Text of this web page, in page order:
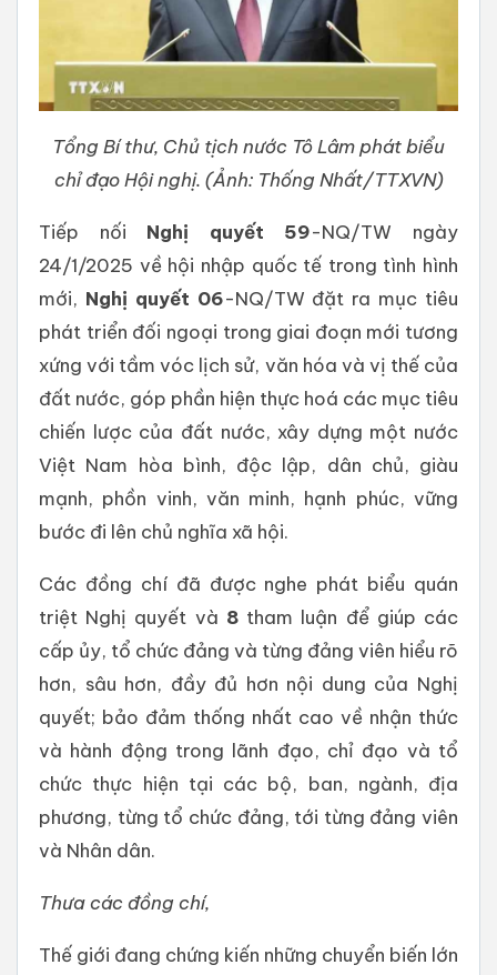
Tổng Bí thư, Chủ tịch nước Tô Lâm phát biểu
chỉ đạo Hội nghị. (Ảnh: Thống Nhất/TTXVN)
Tiếp nối Nghị quyết 59-NQ/TW ngày
24/1/2025 về hội nhập quốc tế trong tình hình
mới, Nghị quyết 06-NQ/TW đặt ra mục tiêu
phát triển đối ngoại trong giai đoạn mới tương
xứng với tầm vóc lịch sử, văn hóa và vị thế của
đất nước, góp phần hiện thực hoá các mục tiêu
chiến lược của đất nước, xây dựng một nước
Việt Nam hòa bình, độc lập, dân chủ, giàu
mạnh, phồn vinh, văn minh, hạnh phúc, vững
bước đi lên chủ nghĩa xã hội.
Các đồng chí đã được nghe phát biểu quán
triệt Nghị quyết và 8tham luận để giúp các
cấp ủy, tổ chức đảng và từng đảng viên hiểu rõ
hơn, sâu hơn, đầy đủ hơn nội dung của Nghị
quyết; bảo đảm thống nhất cao về nhận thức
và hành động trong lãnh đạo, chỉ đạo và tổ
chức thực hiện tại các bộ, ban, ngành, địa
phương, từng tổ chức đảng, tới từng đảng viên
và Nhân dân.
Thưa các đồng chí,
Thế giới đang chứng kiến những chuyển biến lớn